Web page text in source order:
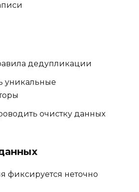
дедупликации
уникальные
очистку данных
фиксируется неточно